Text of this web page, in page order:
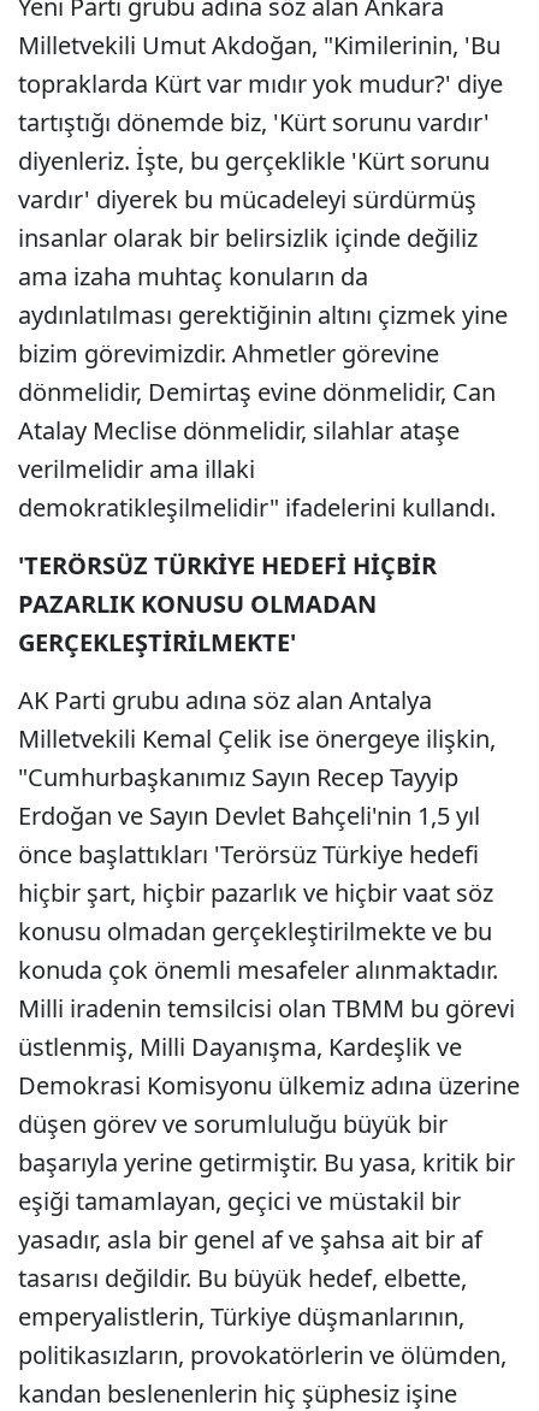
Yeni Parti grubu adına söz alan Ankara
Milletvekili Umut Akdoğan, "Kimilerinin, 'Bu
topraklarda Kürt var mıdır yok mudur?' diye
tartıştığı dönemde biz, 'Kürt sorunu vardır'
diyenleriz. İşte, bu gerçeklikle 'Kürt sorunu
vardır' diyerek bu mücadeleyi sürdürmüş
insanlar olarak bir belirsizlik içinde değiliz
ama izaha muhtaç konuların da
aydınlatılması gerektiğinin altını çizmek yine
bizim görevimizdir. Ahmetler görevine
dönmelidir, Demirtaş evine dönmelidir, Can
Atalay Meclise dönmelidir, silahlar ataşe
verilmelidir ama illaki
demokratikleşilmelidir" ifadelerini kullandı.
'TERÖRSÜZ TÜRKİYE HEDEFİ HİÇBİR
PAZARLIK KONUSU OLMADAN
GERÇEKLEŞTİRİLMEKTE'
AK Parti grubu adına söz alan Antalya
Milletvekili Kemal Çelik ise önergeye ilişkin,
"Cumhurbaşkanımız Sayın Recep Tayyip
Erdoğan ve Sayın Devlet Bahçeli'nin 1,5 yıl
önce başlattıkları 'Terörsüz Türkiye hedefi
hiçbir şart, hiçbir pazarlık ve hiçbir vaat söz
konusu olmadan gerçekleştirilmekte ve bu
konuda çok önemli mesafeler alınmaktadır.
Milli iradenin temsilcisi olan TBMM bu görevi
üstlenmiş, Milli Dayanışma, Kardeşlik ve
Demokrasi Komisyonu ülkemiz adına üzerine
düşen görev ve sorumluluğu büyük bir
başarıyla yerine getirmiştir. Bu yasa, kritik bir
eşiği tamamlayan, geçici ve müstakil bir
yasadır, asla bir genel af ve şahsa ait bir af
tasarısı değildir. Bu büyük hedef, elbette,
emperyalistlerin, Türkiye düşmanlarının,
politikasızların, provokatörlerin ve ölümden,
kandan beslenenlerin hiç şüphesiz işine